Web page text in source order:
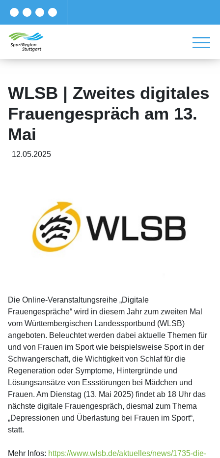
WLSB | Zweites digitales
Frauengespräch am 13.
Mai
12.05.2025
Die Online-Veranstaltungsreihe „Digitale
Frauengespräche“ wird in diesem Jahr zum zweiten Mal
vom Württembergischen Landessportbund (WLSB)
angeboten. Beleuchtet werden dabei aktuelle Themen für
und von Frauen im Sport wie beispielsweise Sport in der
Schwangerschaft, die Wichtigkeit von Schlaf für die
Regeneration oder Symptome, Hintergründe und
Lösungsansätze von Essstörungen bei Mädchen und
Frauen. Am Dienstag (13. Mai 2025) findet ab 18 Uhr das
nächste digitale Frauengespräch, diesmal zum Thema
„Depressionen und Überlastung bei Frauen im Sport“,
statt.
Mehr Infos: https://www.wlsb.de/aktuelles/news/1735-die-